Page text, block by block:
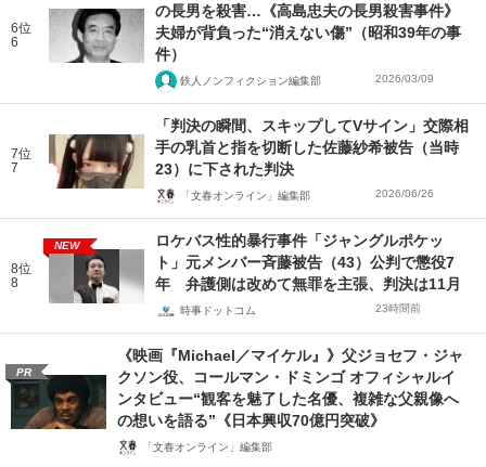
6位
6
の長男を殺害…《高島忠夫の長男殺害事件》
夫婦が背負った“消えない傷”（昭和39年の事
件）
鉄人ノンフィクション編集部 2026/03/09
7位
7
「判決の瞬間、スキップしてVサイン」交際相
手の乳首と指を切断した佐藤紗希被告（当時
23）に下された判決
「文春オンライン」編集部 2026/06/26
8位
8
NEW
ロケバス性的暴行事件「ジャングルポケッ
ト」元メンバー斉藤被告（43）公判で懲役7
年 弁護側は改めて無罪を主張、判決は11月
時事ドットコム 23時間前
PR
《映画『Michael／マイケル』》父ジョセフ・ジャ
クソン役、コールマン・ドミンゴ オフィシャルイ
ンタビュー“観客を魅了した名優、複雑な父親像へ
の想いを語る”《日本興収70億円突破》
「文春オンライン」編集部